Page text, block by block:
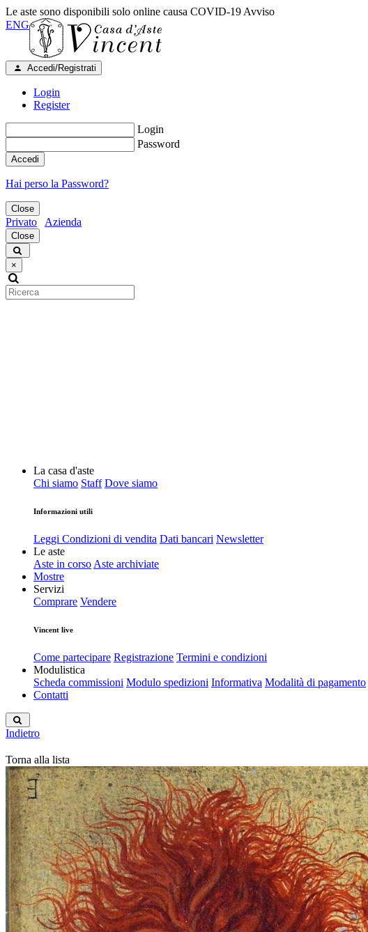
Le aste sono disponibili solo online causa COVID-19 Avviso
ENG
Accedi/Registrati
Login
Register
Login
Password
Accedi
Hai perso la Password?
Close
Privato Azienda
Close
×
La casa d'aste
Chi siamo Staff Dove siamo
Informazioni utili
Leggi Condizioni di vendita Dati bancari Newsletter
Le aste
Aste in corso Aste archiviate
Mostre
Servizi
Comprare Vendere
Vincent live
Come partecipare Registrazione Termini e condizioni
Modulistica
Scheda commissioni Modulo spedizioni Informativa Modalità di pagamento
Contatti
Indietro
Torna alla lista